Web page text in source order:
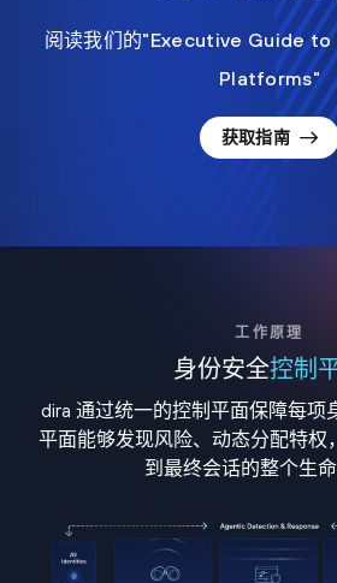
阅读我们的"Executive Guide
Platforms"
获取指南
工作原理
身份安全控制
dira 通过统一的控制平面保障每项
平面能够发现风险、动态分配特权
到最终会话的整个生命